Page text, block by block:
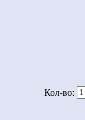
Кол-во: